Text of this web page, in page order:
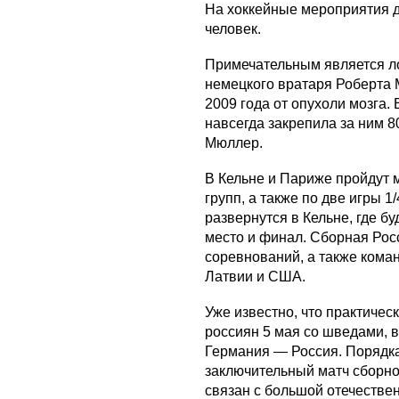
На хоккейные мероприятия
человек.
Примечательным является
немецкого вратаря
2009 года от опухоли
навсегда закрепила за ним
Мюллер.
В Кельне и Париже пройдут
групп, а также по две игры
развернутся в Кельне, где
место и финал. Сборная
соревнований, а также
Латвии и США.
Уже известно, что
россиян 5 мая со шведами,
Германия — Россия.
заключительный матч
связан с большой